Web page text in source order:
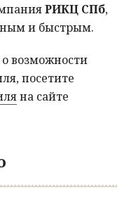
РИКЦ СПб,
и быстрым.
возможности
посетите
на сайте